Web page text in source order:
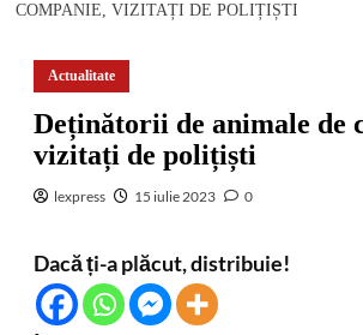
COMPANIE, VIZITAȚI DE POLIȚIȘTI
Actualitate
Deținătorii de animale de
vizitați de polițiști
lexpress 15 iulie 2023 0
Dacă ți-a plăcut, distribuie!